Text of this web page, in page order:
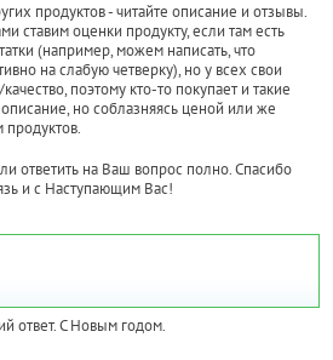
продуктов - читайте описание и отзывы.
ставим оценки продукту, если там есть
(например, можем написать, что
на слабую четверку), но у всех свои
поэтому кто-то покупает и такие
но соблазняясь ценой или же
ответить на Ваш вопрос полно. Спасибо
и с Наступающим Вас!
ответ. С Новым годом.